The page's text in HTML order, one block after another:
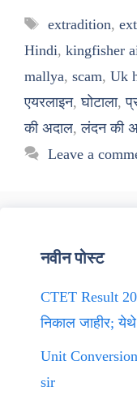
Tags
extradition,
Hindi, kingfisher
mallya, scam, Uk
एयरलाइन,घोटाला,
की अदाल,लंदन की
Leave a
नवीन पोस्ट
CTET Result
निकाल जाहीर;
Unit
sir